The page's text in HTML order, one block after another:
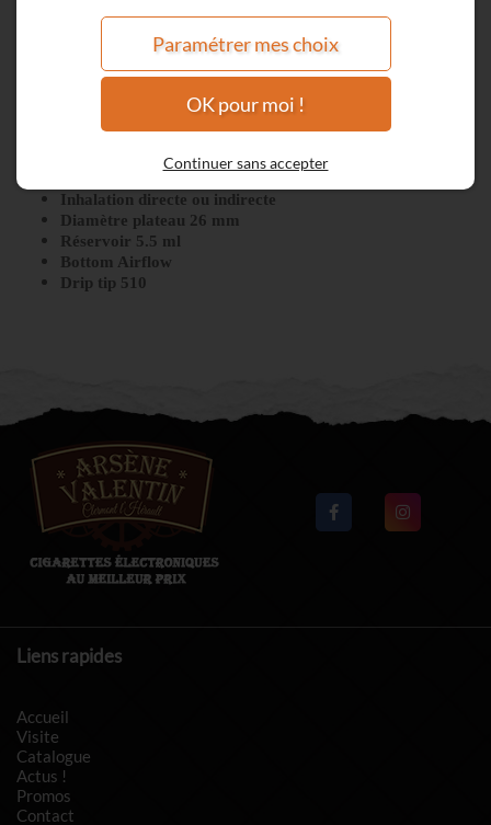
Zenith II - Innokin
Inhalation directe ou indirecte
Diamètre plateau 26 mm
Réservoir 5.5 ml
Bottom Airflow
Drip tip 510
Liens rapides
Accueil
Visite
Catalogue
Actus !
Promos
Contact
Paramétrer mes choix
OK pour moi !
Continuer sans accepter